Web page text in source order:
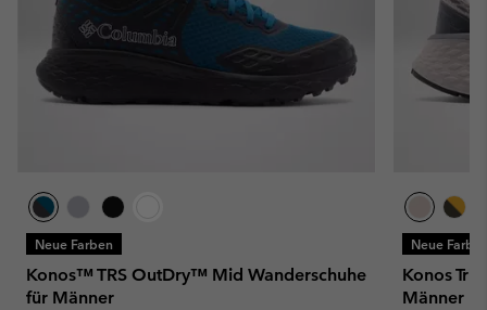
Neue Farben
Konos™ TRS OutDry™ Mid Wanderschuhe
für Männer
Neue
Konos
Männer